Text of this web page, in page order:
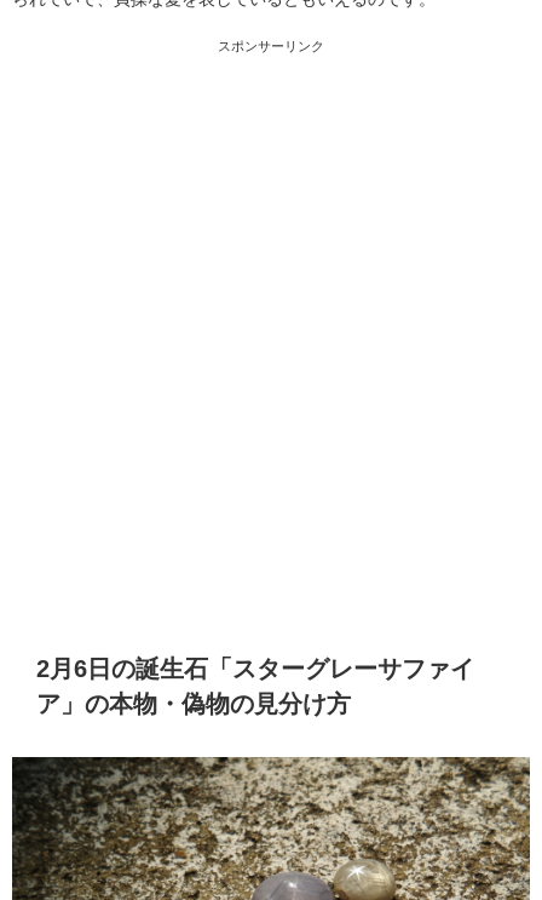
スポンサーリンク
2月6日の誕生石「スターグレーサファイ
ア」の本物・偽物の見分け方